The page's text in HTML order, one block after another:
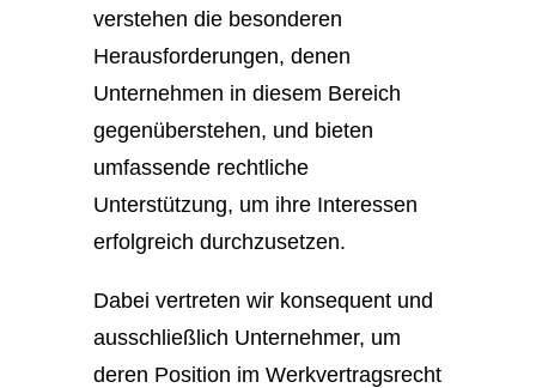
verstehen die besonderen
Herausforderungen, denen
Unternehmen in diesem Bereich
gegenüberstehen, und bieten
umfassende rechtliche
Unterstützung, um ihre Interessen
erfolgreich durchzusetzen.
Dabei vertreten wir konsequent und
ausschließlich Unternehmer, um
deren Position im Werkvertragsrecht